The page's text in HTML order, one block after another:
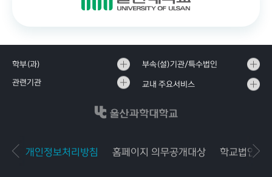
개인정보처리방침 홈페이지 의무공개대상 학교법인공
학부(과) 부속(설)기관/특수법인
관련기관 교내 주요서비스